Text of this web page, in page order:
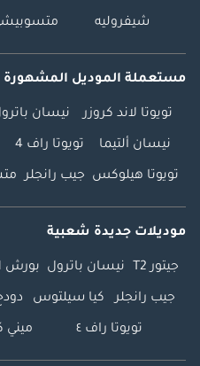
شيفروليه
مستعملة الموديل المشهورة
تويوتا لاند كروزر نيسان
نيسان ألتيما تويوتا راف 4
تويوتا هيلوكس جيب رانجلر
موديلات جديدة شعبية
جيتور T2 نيسان باترول بورش 911
جيب رانجلر كيا سيلتوس
تويوتا راف ٤ ميني